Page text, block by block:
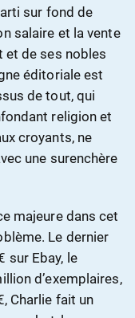
sur fond de
salaire et la vente
et de ses nobles
éditoriale est
de tout, qui
religion et
croyants, ne
une surenchère
majeure dans cet
Le dernier
sur Ebay, le
d’exemplaires,
Charlie fait un